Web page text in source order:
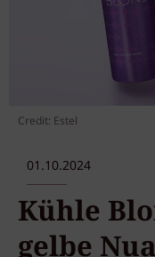
Credit: Estel
01.10.2024
Kühle
gelbe